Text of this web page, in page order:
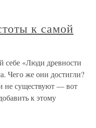
к самой
себе «Люди древности
Чего же они достигли?
не существуют — вот
к этому